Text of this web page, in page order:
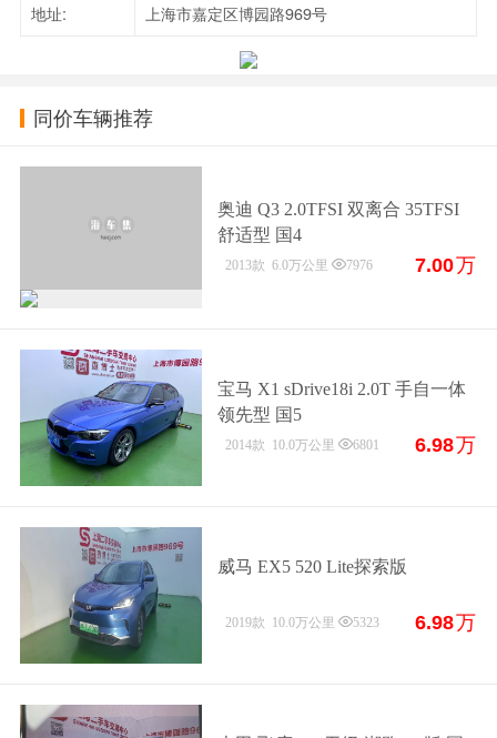
地址:
上海市嘉定区博园路969号
同价车辆推荐
奥迪 Q3 2.0TFSI 双离合 35TFSI
舒适型 国4
7.00万
2013款 6.0万公里 7976
宝马 X1 sDrive18i 2.0T 手自一体
领先型 国5
6.98万
2014款 10.0万公里 6801
威马 EX5 520 Lite探索版
6.98万
2019款 10.0万公里 5323